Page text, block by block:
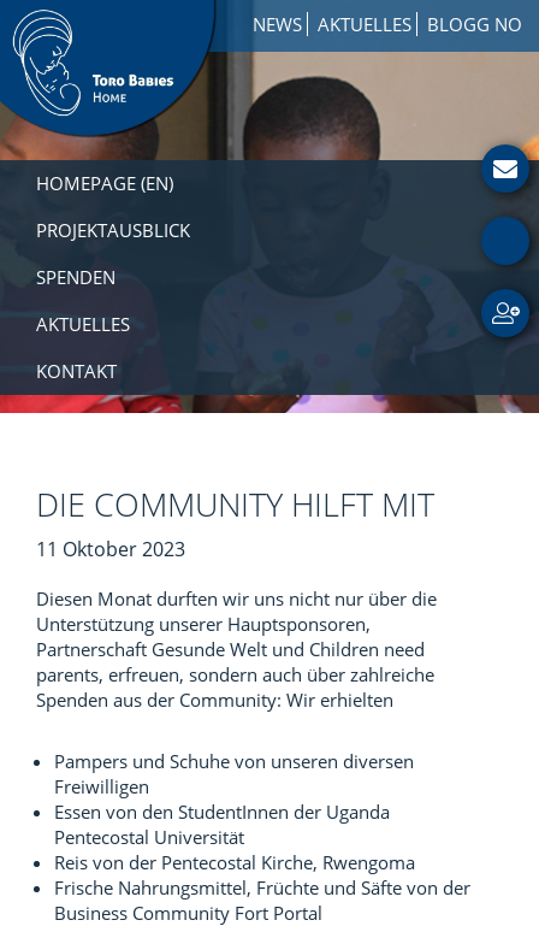
Zur
Hauptnavigation
springen
Skip
to
main
content
Zur
Fußzeile
springen
NEWS AKTUELLES BLOGG NO
Toro
Babies
Home
How
Involved
HOMEPAGE (EN)
PROJEKTAUSBLICK
SPENDEN
AKTUELLES
KONTAKT
DIE COMMUNITY HILFT MIT
11 Oktober 2023
Diesen Monat durften wir uns nicht nur über die
Unterstützung unserer Hauptsponsoren,
Partnerschaft Gesunde Welt und Children need
parents, erfreuen, sondern auch über zahlreiche
Spenden aus der Community: Wir erhielten
Pampers und Schuhe von unseren diversen
Freiwilligen
Essen von den StudentInnen der Uganda
Pentecostal Universität
Reis von der Pentecostal Kirche, Rwengoma
Frische Nahrungsmittel, Früchte und Säfte von der
Business Community Fort Portal